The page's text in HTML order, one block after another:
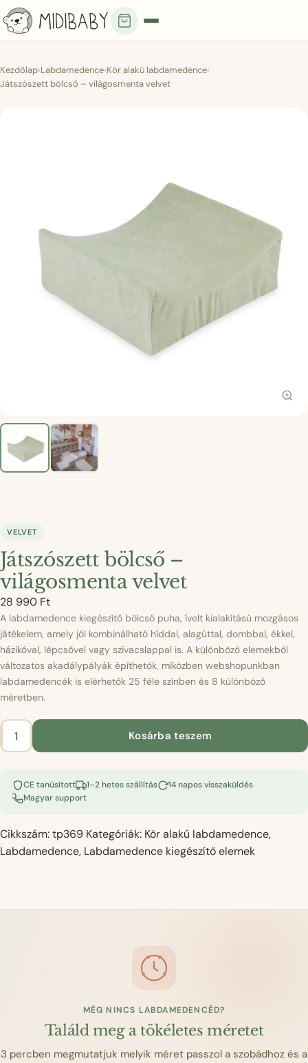
Kezdőlap›Labdamedence›Kör alakú labdamedence›
Játszószett bölcső – világosmenta velvet
VELVET
Játszószett bölcső –
világosmenta velvet
28 990 Ft
A labdamedence kiegészítő bölcső puha, ívelt kialakítású mozgásos
játékelem, amely jól kombinálható híddal, alagúttal, dombbal, ékkel,
házikóval, lépcsővel vagy szivacslappal is. A különböző elemekből
változatos akadálypályák építhetők, miközben webshopunkban
labdamedencék is elérhetők 25 féle színben és 8 különböző
méretben.
Játszószett
világosmenta
mennyiség
Kosárba teszem
CE tanúsított 1–2 hetes szállítás
14 napos visszaküldés
Magyar support
Cikkszám:tp369 Kategóriák: Kör alakú labdamedence,
Labdamedence, Labdamedence kiegészítő elemek
MÉG NINCS LABDAMEDENCÉD?
Találd meg a tökéletes méretet
3 percben megmutatjuk melyik méret passzol a szobádhoz és a